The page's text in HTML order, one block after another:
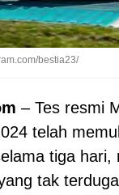
bestia23/
– Tes resmi
telah
tiga hari,
tak